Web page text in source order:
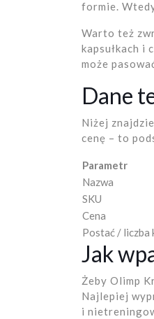
formie.
Warto też
kapsułkach i
może
Dane
Niżej
cenę – to
Parametr
Nazwa
SKU
Cena
Postać / liczba
Jak
Żeby Olimp
Najlepiej
i